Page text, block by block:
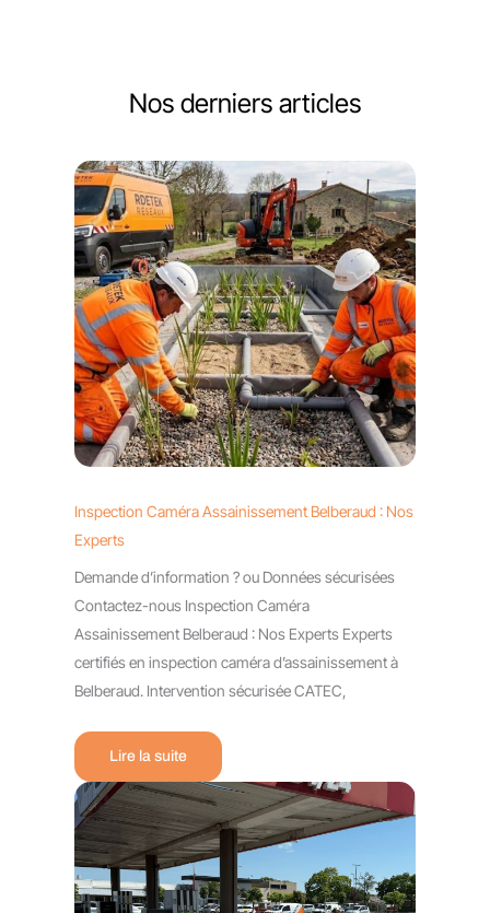
Nos derniers articles
Inspection Caméra Assainissement Belberaud : Nos
Experts
Demande d’information ? ou Données sécurisées
Contactez-nous Inspection Caméra
Assainissement Belberaud : Nos Experts Experts
certifiés en inspection caméra d’assainissement à
Belberaud. Intervention sécurisée CATEC,
Lire la suite